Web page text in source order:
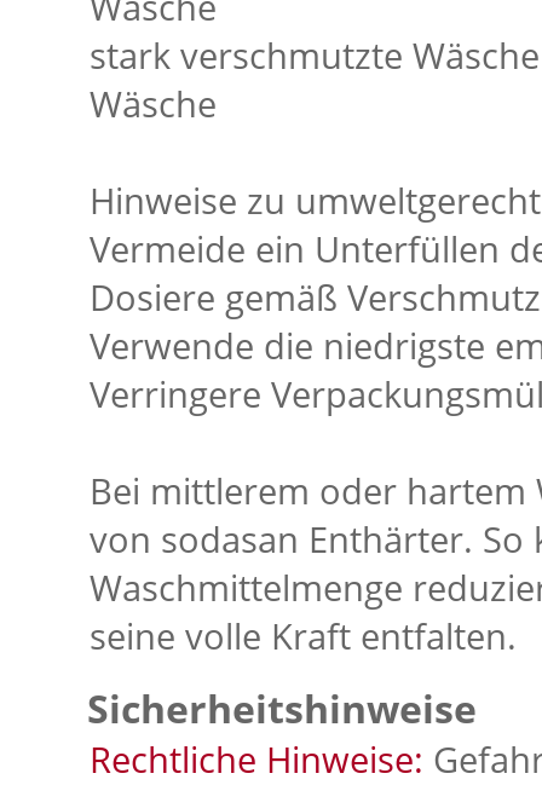
stark verschmutzte
Wäsche
Hinweise zu
Vermeide ein Unterfüllen
Dosiere gemäß
Verwende die niedrigste
Verringere
Bei mittlerem oder hartem
von sodasan Enthärter. So
Waschmittelmenge
seine volle Kraft entfalten.
Sicherheitshinweise
Rechtliche Hinweise: